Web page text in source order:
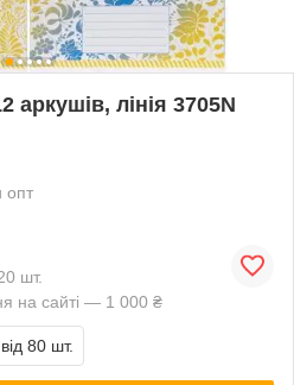
лінія 3705N
опт
шт.
на сайті — 1 000 ₴
від 80 шт.